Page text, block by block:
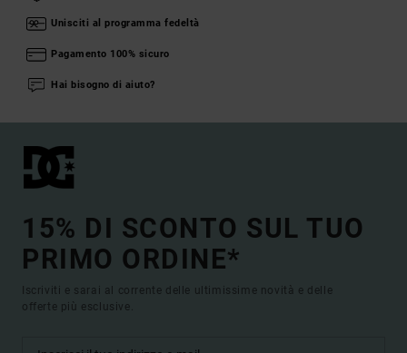
Unisciti al programma fedeltà
Pagamento 100% sicuro
Hai bisogno di aiuto?
15% DI SCONTO SUL TUO
PRIMO ORDINE*
Iscriviti e sarai al corrente delle ultimissime novità e delle
offerte più esclusive.